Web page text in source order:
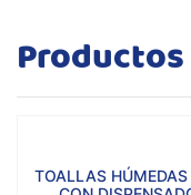
TOALLAS